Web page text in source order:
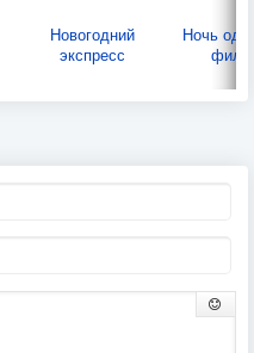
Новогодний
экспресс
Ночь